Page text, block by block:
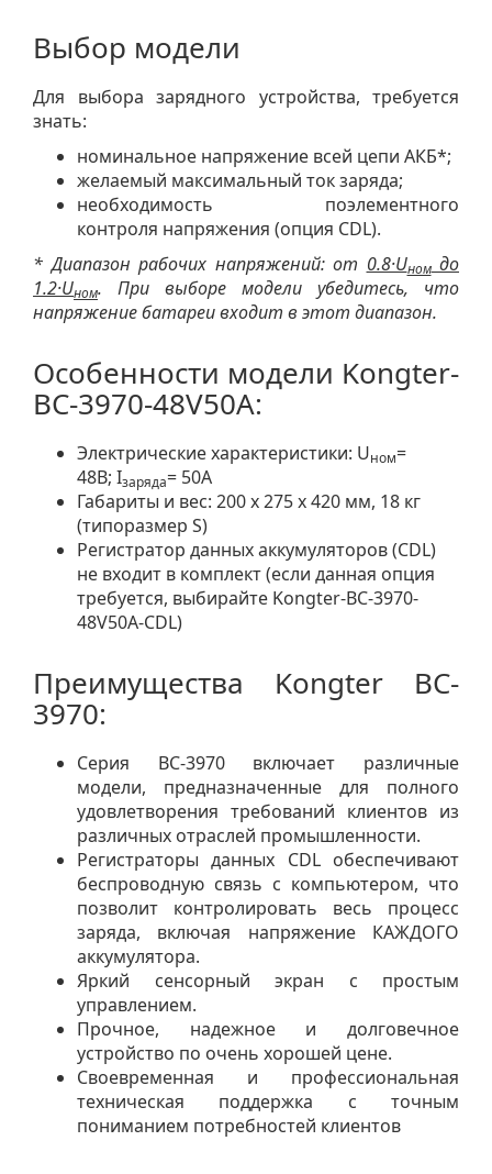
Выбор модели
Для выбора зарядного устройства, требуется
знать:
номинальное напряжение всей цепи АКБ*;
желаемый максимальный ток заряда;
необходимость поэлементного
контроля напряжения (опция CDL).
* Диапазон рабочих напряжений: от 0.8·Uномдо
1.2·Uном. При выборе модели убедитесь, что
напряжение батареи входит в этот диапазон.
Особенности модели Kongter-
BC-3970-48V50A:
Электрические характеристики: Uном=
48В; Iзаряда= 50A
Габариты и вес: 200 х 275 х 420 мм, 18 кг
(типоразмер S)
Регистратор данных аккумуляторов (CDL)
не входит в комплект (если данная опция
требуется, выбирайте Kongter-BC-3970-
48V50A-CDL)
Преимущества Kongter BC-
3970:
Серия BC-3970 включает различные
модели, предназначенные для полного
удовлетворения требований клиентов из
различных отраслей промышленности.
Регистраторы данных CDL обеспечивают
беспроводную связь с компьютером, что
позволит контролировать весь процесс
заряда, включая напряжение КАЖДОГО
аккумулятора.
Яркий сенсорный экран с простым
управлением.
Прочное, надежное и долговечное
устройство по очень хорошей цене.
Своевременная и профессиональная
техническая поддержка с точным
пониманием потребностей клиентов